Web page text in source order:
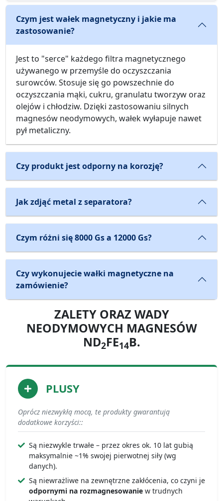
Czym jest wałek magnetyczny i jakie ma
zastosowanie?
Jest to "serce" każdego filtra magnetycznego
używanego w przemyśle do oczyszczania
surowców. Stosuje się go powszechnie do
oczyszczania mąki, cukru, granulatu tworzyw oraz
olejów i chłodziw. Dzięki zastosowaniu silnych
magnesów neodymowych, wałek wyłapuje nawet
pył metaliczny.
Czy produkt jest odporny na korozję?
Jak zdjąć metal z separatora?
Czym różni się 8000 Gs a 12000 Gs?
Czy wykonujecie wałki magnetyczne na
zamówienie?
ZALETY ORAZ WADY
NEODYMOWYCH MAGNESÓW
ND2FE14B.
PLUSY
Oprócz niezwykłą mocą, te produkty gwarantują
dodatkowe korzyści::
Są niezwykle trwałe – przez okres ok. 10 lat gubią
maksymalnie ~1% swojej pierwotnej siły (wg
danych).
Są niewrażliwe na zewnętrzne zakłócenia, co czyni je
odpornymi na rozmagnesowanie w trudnych